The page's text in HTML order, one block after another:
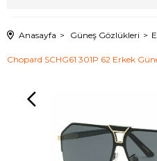
Anasayfa Güneş Gözlükleri
Chopard SCHG61 301P 62 Erkek